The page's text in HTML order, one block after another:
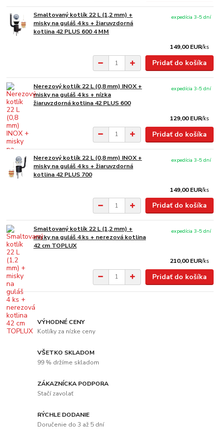
Smaltovaný kotlík 22 L (1,2 mm) +
misky na guláš 4 ks + žiaruvzdorná
kotlina 42 PLUS 600 4 MM
149,00 EUR/ks
expedícia 3-5 dní
Pridať do košíka
Nerezový kotlík 22 L (0,8 mm) INOX +
misky na guláš 4 ks + nízka
žiaruvzdorná kotlina 42 PLUS 600
129,00 EUR/ks
expedícia 3-5 dní
Pridať do košíka
Nerezový kotlík 22 L (0,8 mm) INOX +
misky na guláš 4 ks + žiaruvzdorná
kotlina 42 PLUS 700
149,00 EUR/ks
expedícia 3-5 dní
Pridať do košíka
Smaltovaný kotlík 22 L (1,2 mm) +
misky na guláš 4 ks + nerezová kotlina
42 cm TOPLUX
210,00 EUR/ks
expedícia 3-5 dní
Pridať do košíka
VÝHODNÉ CENY
Kotlíky za nízke ceny
VŠETKO SKLADOM
99 % držíme skladom
ZÁKAZNÍCKA PODPORA
Stačí zavolať
RÝCHLE DODANIE
Doručenie do 3 až 5 dní